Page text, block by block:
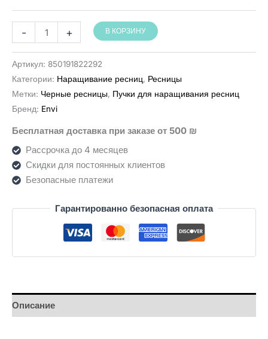
-
Количество
товара
מניפות
מוכנות
להלחמה
מהירה
יחידות
+ В КОРЗИНУ
Артикул: 850191822292
Категории: Наращивание ресниц, Ресницы
Метки: Черные ресницы, Пучки для наращивания ресниц
Бренд: Envi
Бесплатная доставка при заказе от 500 ₪
Рассрочка до 4 месяцев
Скидки для постоянных клиентов
Безопасные платежи
Гарантированно безопасная оплата
Описание